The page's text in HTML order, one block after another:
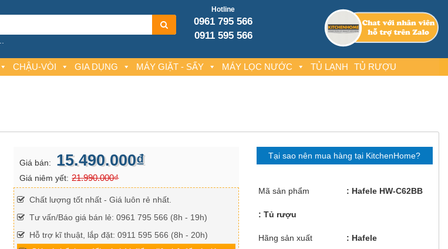
Hotline
0961 795 566
0911 595 566
CHẬU-VÒI GIA DỤNG MÁY GIẶT - SẤY MÁY LỌC NƯỚC TỦ LẠNH TỦ RƯỢU
Giá bán: 15.490.000₫
Giá niêm yết: 21.990.000₫
Chất lượng tốt nhất - Giá luôn rẻ nhất.
Tư vấn/Báo giá bán lẻ: 0961 795 566 (8h - 19h)
Hỗ trợ kĩ thuật, lắp đặt: 0911 595 566 (8h - 20h)
Tại sao nên mua hàng tại KitchenHome?
Mã sản phẩm Hafele HW-C62BB
Tủ rượu
Hãng sản xuất Hafele